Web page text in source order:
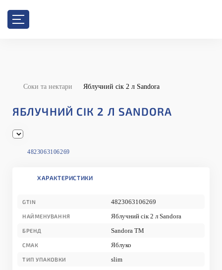
Соки та нектари Яблучний сік 2 л Sandora
ЯБЛУЧНИЙ СІК 2 Л SANDORA
4823063106269
ХАРАКТЕРИСТИКИ
GTIN 4823063106269
НАЙМЕНУВАННЯ Яблучний сік 2 л Sandora
БРЕНД Sandora TM
СМАК Яблуко
ТИП УПАКОВКИ slim